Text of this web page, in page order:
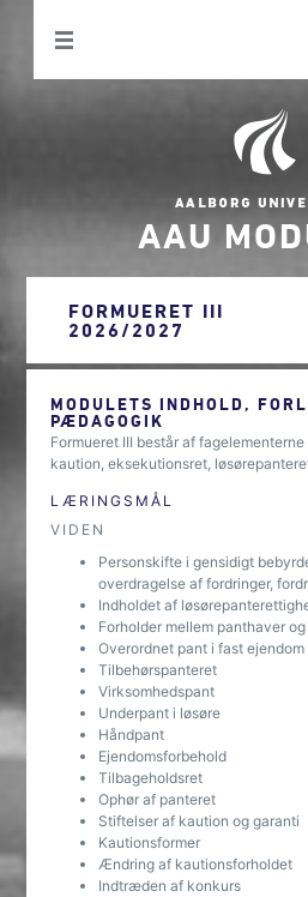
AAU
FORMUERET III
2026/2027
MODULETS INDHOLD,
PÆDAGOGIK
Formueret III består af
kaution, eksekutionsret,
LÆRINGSMÅL
VIDEN
Personskifte i gensidigt
overdragelse af fordringer,
Indholdet af
Forholder mellem panthaver
Overordnet pant i fast ejendom
Tilbehørspanteret
Virksomhedspant
Underpant i løsøre
Håndpant
Ejendomsforbehold
Tilbageholdsret
Ophør af panteret
Stiftelser af kaution og garanti
Kautionsformer
Ændring af kautionsforholdet
Indtræden af konkurs